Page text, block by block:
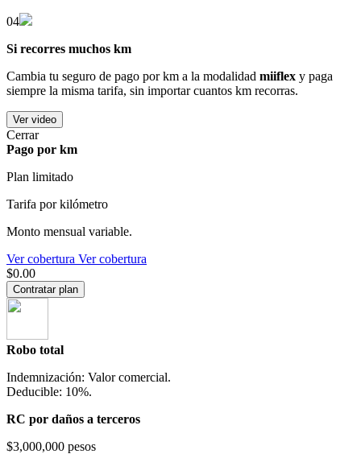
04
Si recorres muchos km
Cambia tu seguro de pago por km a la modalidad miiflex y paga
siempre la misma tarifa, sin importar cuantos km recorras.
Ver video
Cerrar
Pago por km
Plan limitado
Tarifa por kilómetro
Monto mensual variable.
Ver cobertura Ver cobertura
$0.00
Contratar plan
Robo total
Indemnización: Valor comercial.
Deducible: 10%.
RC por daños a terceros
$3,000,000 pesos